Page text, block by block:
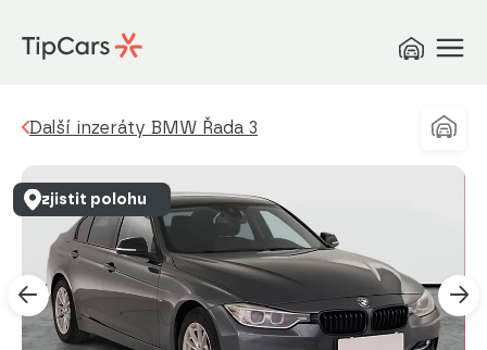
Další inzeráty BMW Řada 3
zjistit polohu